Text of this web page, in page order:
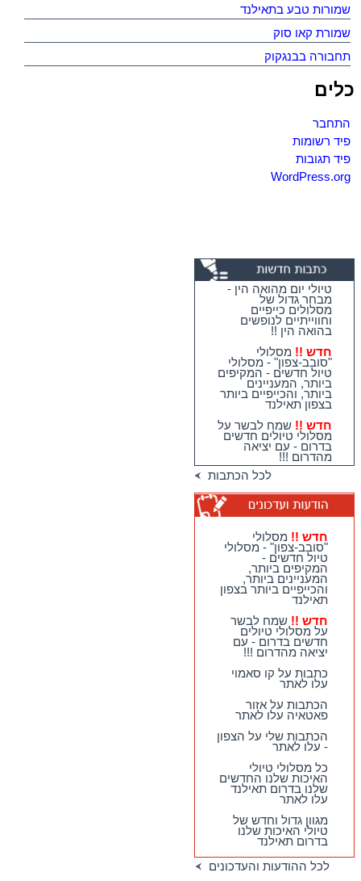
שמורות טבע בתאילנד
שמורת קאו סוק
תחבורה בבנגקוק
כלים
התחבר
פיד רשומות
פיד תגובות
WordPress.org
מבחר גדול של
מסלולים כייפיים
וחווייתיים לנופשים
בהואה הין !!
חדש !!מסלולי
"סובב-צפון" - מסלולי
טיול חדשים - המקיפים
ביותר, המעניינים
ביותר, והכייפיים ביותר
בצפון תאילנד
חדש !!שמח לבשר על
מסלולי טיולים חדשים
בדרום - עם יציאה
מהדרום !!!
כתבות על קו סאמוי
עלו לאתר
הכתבות על אזור
פאטאיה עלו לאתר
כתבה חדשה על מקדש
יפהפה בקנצ'נבורי
הכתבות שלי על הצפון
- עלו לאתר
כל מסלולי טיולי
האיכות שלנו החדשים
שלנו בדרום תאילנד
עלו לאתר
מגוון גדול וחדש של
טיולי האיכות שלנו
בדרום תאילנד
מבחר גדול של
מסלולים כייפיים
בהואה הין !!
לכל הכתבות
חדש !! מסלולי
"סובב-צפון" - מסלולי
טיול חדשים -
המקיפים ביותר,
המעניינים ביותר,
והכייפיים ביותר בצפון
תאילנד
חדש !! שמח לבשר
על מסלולי טיולים
חדשים בדרום - עם
יציאה מהדרום !!!
כתבות על קו סאמוי
עלו לאתר
הכתבות על אזור
פאטאיה עלו לאתר
הכתבות שלי על הצפון
- עלו לאתר
כל מסלולי טיולי
האיכות שלנו החדשים
שלנו בדרום תאילנד
עלו לאתר
מגוון גדול וחדש של
טיולי האיכות שלנו
בדרום תאילנד
לכל ההודעות והעדכונים